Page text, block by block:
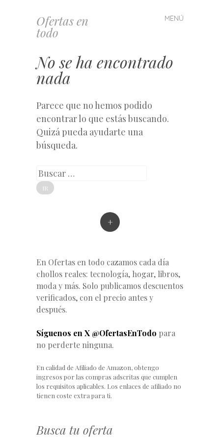
Ofertas en
todo
MENÚ
Saltar
al
No se ha encontrado
nada
Parece que no hemos podido
encontrar lo que estás buscando.
Quizá pueda ayudarte una
búsqueda.
Buscar
+
En Ofertas en todo cazamos cada día
chollos reales: tecnología, hogar, libros,
moda y más. Solo publicamos descuentos
verificados, con el precio antes y
después.
Síguenos en X @OfertasEnTodo para
no perderte ninguna.
En calidad de Afiliado de Amazon, obtengo
ingresos por las compras adscritas que cumplen
los requisitos aplicables. Los enlaces de afiliado no
tienen coste extra para ti.
Busca tu oferta